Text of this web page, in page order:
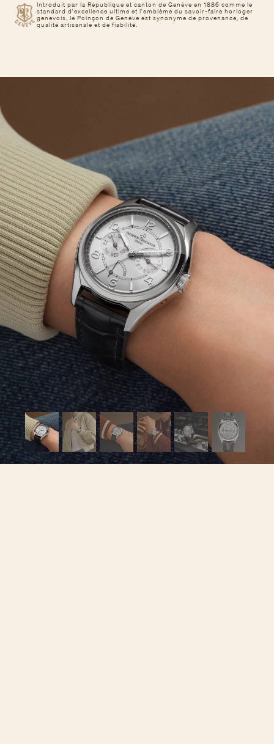
Introduit par la République et canton de Genève en 1886 comme le
standard d'excellence ultime et l'emblème du savoir-faire horloger
genevois, le Poinçon de Genève est synonyme de provenance, de
qualité artisanale et de fiabilité.